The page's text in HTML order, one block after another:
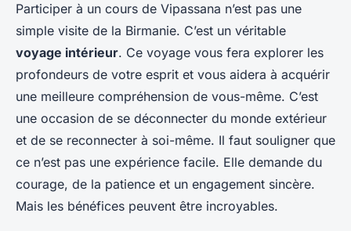
Participer à un cours de Vipassana n’est pas une
simple visite de la Birmanie. C’est un véritable
voyage intérieur. Ce voyage vous fera explorer les
profondeurs de votre esprit et vous aidera à acquérir
une meilleure compréhension de vous-même. C’est
une occasion de se déconnecter du monde extérieur
et de se reconnecter à soi-même. Il faut souligner que
ce n’est pas une expérience facile. Elle demande du
courage, de la patience et un engagement sincère.
Mais les bénéfices peuvent être incroyables.